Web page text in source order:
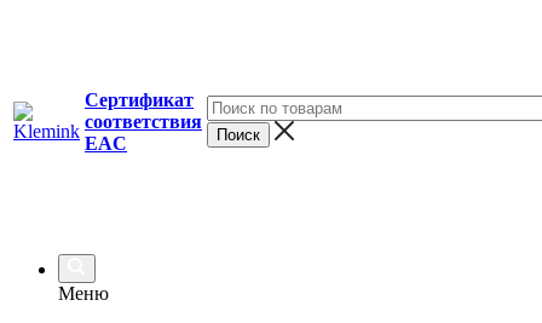
Сертификат
соответствия
EAC
Меню